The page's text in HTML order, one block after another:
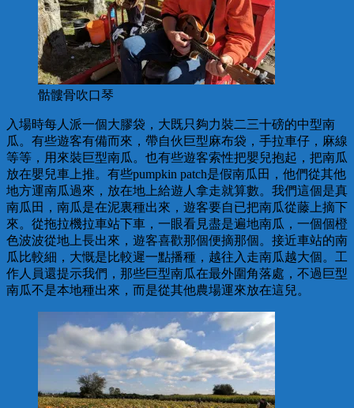
骷髏骨吹口琴
入場時每人派一個大膠袋，大既只夠力裝二三十磅的中型南
瓜。有些遊客有備而來，帶自伙巨型麻布袋，手拉車仔，麻線
等等，用來裝巨型南瓜。也有些遊客索性把嬰兒抱起，把南瓜
放在嬰兒車上推。有些pumpkin patch是假南瓜田，他們從其他
地方運南瓜過來，放在地上給遊人拿走就算數。我們這個是真
南瓜田，南瓜是在泥裏種出來，遊客要自已把南瓜從藤上摘下
來。從拖拉機拉車站下車，一眼看見盡是遍地南瓜，一個個橙
色波波從地上長出來，遊客喜歡那個便摘那個。接近車站的南
瓜比較細，大慨是比較遲一點播種，越往入走南瓜越大個。工
作人員還提示我們，那些巨型南瓜在最外圍角落處，不過巨型
南瓜不是本地種出來，而是從其他農場運來放在這兒。